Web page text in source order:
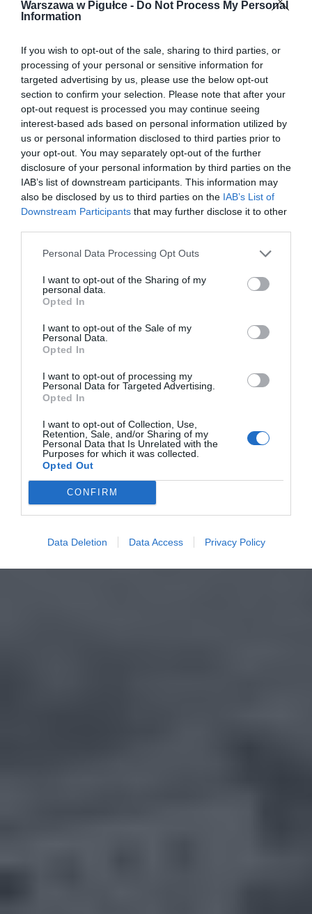
Warszawa w Pigułce - Do Not Process My Personal
Information
If you wish to opt-out of the sale, sharing to third parties, or
processing of your personal or sensitive information for
targeted advertising by us, please use the below opt-out
section to confirm your selection. Please note that after your
opt-out request is processed you may continue seeing
interest-based ads based on personal information utilized by
us or personal information disclosed to third parties prior to
your opt-out. You may separately opt-out of the further
disclosure of your personal information by third parties on the
IAB’s list of downstream participants. This information may
also be disclosed by us to third parties on the IAB’s List of
Downstream Participants that may further disclose it to other
Personal Data Processing Opt Outs
I want to opt-out of the Sharing of my
personal data.
Opted In
I want to opt-out of the Sale of my
Personal Data.
Opted In
I want to opt-out of processing my
Personal Data for Targeted Advertising.
Opted In
I want to opt-out of Collection, Use,
Retention, Sale, and/or Sharing of my
Personal Data that Is Unrelated with the
Purposes for which it was collected.
Opted Out
CONFIRM
Data Deletion Data Access Privacy Policy